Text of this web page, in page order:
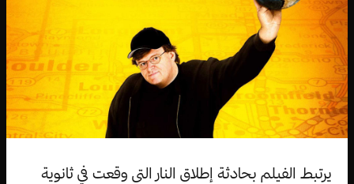
يرتبط الفيلم بحادثة إطلاق النار التي وقعت في ثانوية